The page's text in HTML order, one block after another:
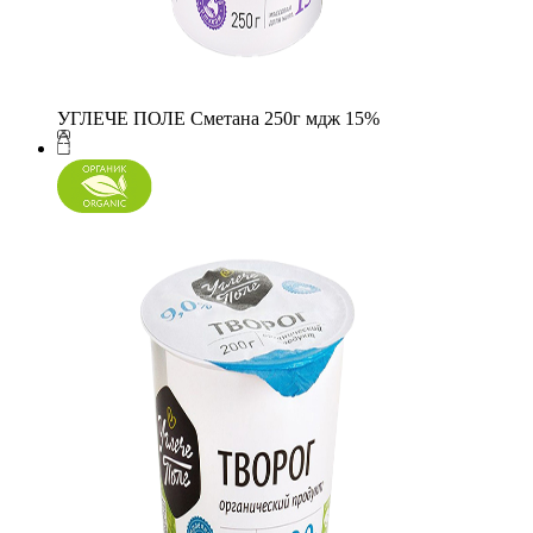
УГЛЕЧЕ ПОЛЕ Сметана 250г мдж 15%